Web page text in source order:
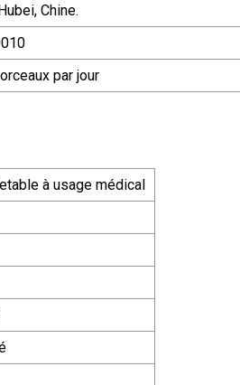
Chine.
par jour
à usage médical